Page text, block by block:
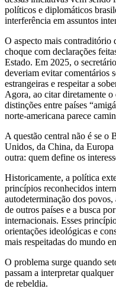
políticos e diplomáticos
interferência em assuntos
O aspecto mais contraditório
choque com declarações
Estado. Em 2025, o
deveriam evitar comentários
estrangeiras e respeitar a
Agora, ao citar diretamente
distinções entre países
norte-americana parece
A questão central não é se o
Unidos, da China, da
outra: quem define os
Historicamente, a política
princípios reconhecidos
autodeterminação dos
de outros países e a busca
internacionais. Esses
orientações ideológicas e
mais respeitadas do mundo
O problema surge quando
passam a interpretar
de rebeldia.